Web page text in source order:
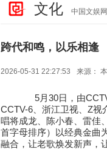
文化 中国文娱网
跨代和鸣，以乐相逢
2026-05-31 22:27:53 来源：
5月 30日，由
CCTV-6 、浙江卫视、 Z视
唱将成龙、陈小春、雷佳
首字母排序）以经典金曲
融合，让老歌焕发新声，